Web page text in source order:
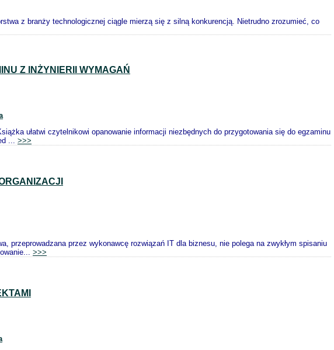
z branży technologicznej ciągle mierzą się z silną konkurencją. Nietrudno zrozumieć, co
Z INŻYNIERII WYMAGAŃ
ułatwi czytelnikowi opanowanie informacji niezbędnych do przygotowania się do egzaminu
... >>>
przeprowadzana przez wykonawcę rozwiązań IT dla biznesu, nie polega na zwykłym spisaniu
>>>